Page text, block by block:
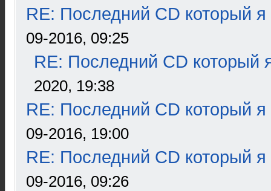
RE: Последний CD который я
09-2016, 09:25
RE: Последний CD который
2020, 19:38
RE: Последний CD который я
09-2016, 19:00
RE: Последний CD который я
09-2016, 09:26